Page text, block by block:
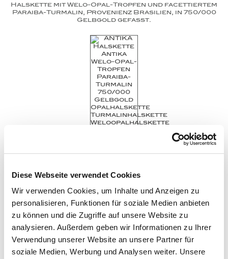
Diese Webseite verwendet Cookies
Wir verwenden Cookies, um Inhalte und Anzeigen zu
personalisieren, Funktionen für soziale Medien anbieten
zu können und die Zugriffe auf unsere Website zu
analysieren. Außerdem geben wir Informationen zu Ihrer
Verwendung unserer Website an unsere Partner für
soziale Medien, Werbung und Analysen weiter. Unsere
Halskette mit Welo-Opal-Tropfen und facettiertem
Paraiba-Turmalin, Provenienz Brasilien, in 750/000
Gelbgold gefasst.
Antika Halskette
Welo-Opal
Paraiba-Turmalin
ANFRAGE
zurück zu Halsketten